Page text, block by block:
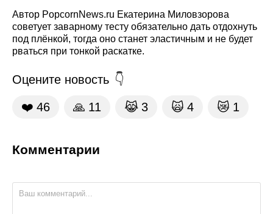
Автор PopcornNews.ru Екатерина Миловзорова
советует заварному тесту обязательно дать отдохнуть
под плёнкой, тогда оно станет эластичным и не будет
рваться при тонкой раскатке.
Оцените новость
❤️ 46 🙏 11 😹 3 🙀 4 😿 1
Комментарии